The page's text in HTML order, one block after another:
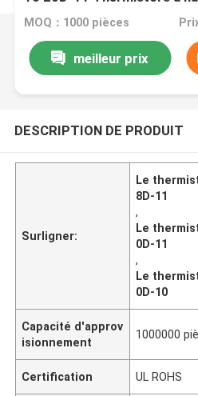
MOQ：1000 pièces
meilleur prix
DESCRIPTION DE PRODUIT
Surligner:
Le
8D-11
,
Le
0D-11
,
Le
0D-10
Capacité d'approv
isionnement
1000000
Certification UL ROHS